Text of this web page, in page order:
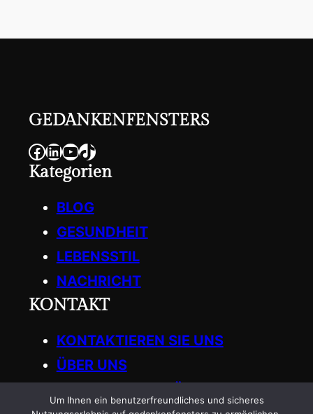
GEDANKENFENSTERS
Facebook LinkedIn YouTube TikTok
Kategorien
BLOG
GESUNDHEIT
LEBENSSTIL
NACHRICHT
KONTAKT
KONTAKTIEREN SIE UNS
ÜBER UNS
Um Ihnen ein benutzerfreundliches und sicheres